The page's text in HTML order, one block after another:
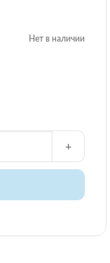
Нет в наличии
+